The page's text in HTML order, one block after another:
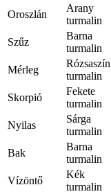
Oroszlán
Arany
turmalin
Szűz
Barna
turmalin
Mérleg
Rózsaszín
turmalin
Skorpió
Fekete
turmalin
Nyilas
Sárga
turmalin
Bak
Barna
turmalin
Vízöntő
Kék
turmalin